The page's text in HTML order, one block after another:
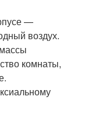
—
воздух.
комнаты,